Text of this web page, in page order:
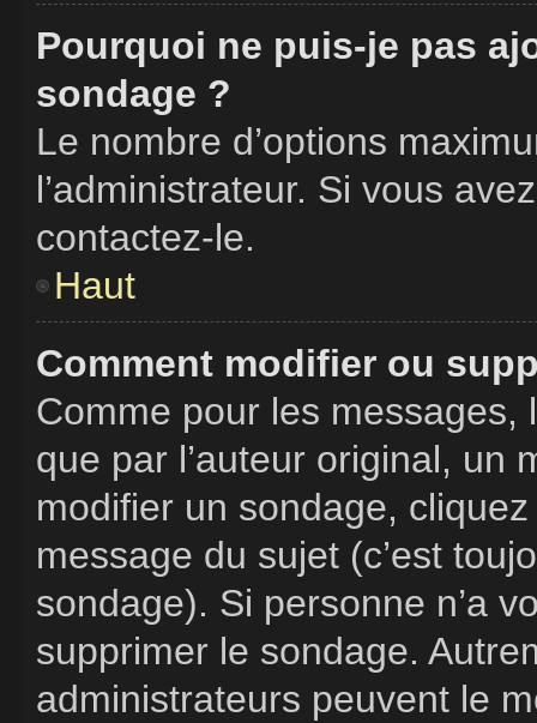
Pourquoi ne puis-je pas
sondage ?
Le nombre d’options
l’administrateur. Si vous
contactez-le.
Haut
Comment modifier ou
Comme pour les
que par l’auteur original, un
modifier un sondage,
message du sujet (c’est
sondage). Si personne n’a
supprimer le sondage.
administrateurs peuvent le